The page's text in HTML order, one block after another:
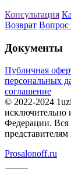
Консультация
Возврат Вопрос
Документы
Публичная
персональных
соглашение
© 2022-2024
исключительно
Федерации. Вся
Prosalonoff.ru